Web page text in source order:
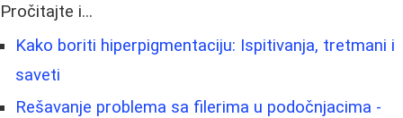
Pročitajte i...
Kako boriti hiperpigmentaciju: Ispitivanja, tretmani i
saveti
Rešavanje problema sa filerima u podočnjacima -